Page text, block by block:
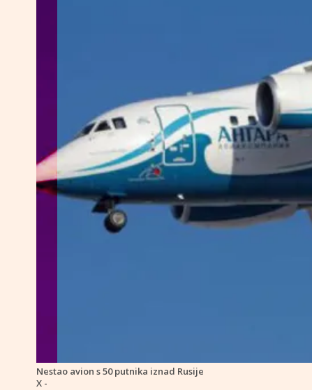
Nestao avion s 50 putnika iznad Rusije
X -